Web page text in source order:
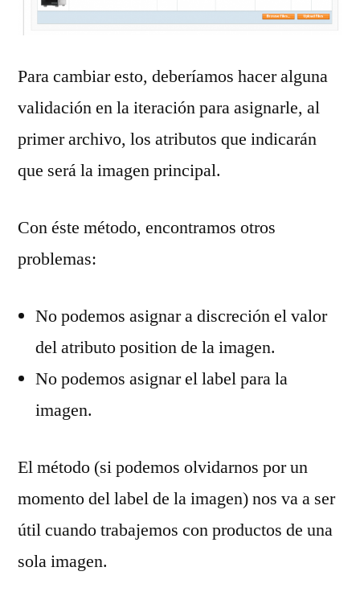
Para cambiar esto, deberíamos hacer alguna
validación en la iteración para asignarle, al
primer archivo, los atributos que indicarán
que será la imagen principal.
Con éste método, encontramos otros
problemas:
No podemos asignar a discreción el valor
del atributo position de la imagen.
No podemos asignar el label para la
imagen.
El método (si podemos olvidarnos por un
momento del label de la imagen) nos va a ser
útil cuando trabajemos con productos de una
sola imagen.